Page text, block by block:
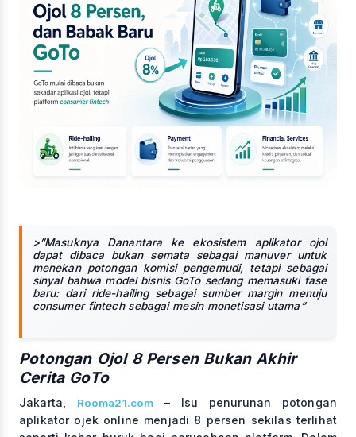
>”Masuknya Danantara ke ekosistem aplikator ojol
dapat dibaca bukan semata sebagai manuver untuk
menekan potongan komisi pengemudi, tetapi sebagai
sinyal bahwa model bisnis GoTo sedang memasuki fase
baru: dari ride-hailing sebagai sumber margin menuju
consumer fintech sebagai mesin monetisasi utama”
Potongan Ojol 8 Persen Bukan Akhir
Cerita GoTo
Jakarta, Rooma21.com – Isu penurunan potongan
aplikator ojek online menjadi 8 persen sekilas terlihat